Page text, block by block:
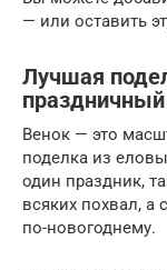
— или оставить
Лучшая
Венок — это
поделка из
один праздник,
всяких похвал, а
по-новогоднему.